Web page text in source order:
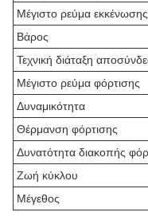
Μέγιστο ρεύμα εκκένωσης
Βάρος
Τεχνική διάταξη
Μέγιστο ρεύμα φόρτισης
Δυναμικότητα
Θέρμανση φόρτισης
Δυνατότητα διακοπής
Ζωή κύκλου
Μέγεθος